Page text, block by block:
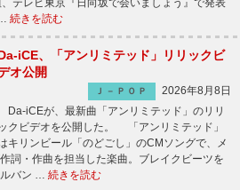
テレビ東京『日向坂で会いましょう』で発表
続きを読む
iCE、「アンリミテッド」リリックビ
オ公開
Ｊ－ＰＯＰ
2026年8月8日
Da-iCEが、最新曲「アンリミテッド」のリリ
ックビデオを公開した。 「アンリミテッド」
キリンビール「のどごし」のCMソングで、メ
詞・作曲を担当した楽曲。ブレイクビーツを
ルバン … 続きを読む